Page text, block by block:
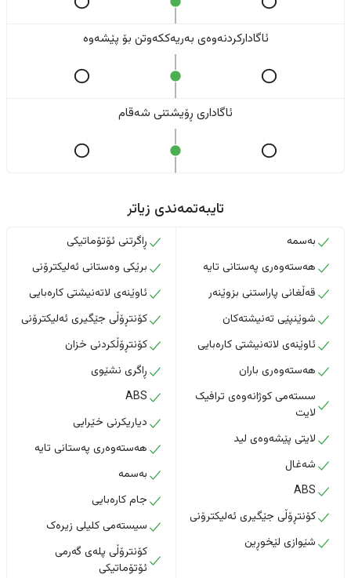
ئاگادارکردنەوەی بەریەککەوتن بۆ پێشەوە
ئاگاداری ڕۆیشتنی شەقام
تایبەتمەندی زیاتر
بەسمە
هەستەوەری پەستانی تایە
قەڵغانی پاراستنی بزوێنەر
شوێنپێی تەنیشتەکان
ئاوێنەی لاتەنیشتی کارەبایی
هەستەوەری باران
سستەمی کوژانەوەی ترافیک
لایت
لایتی پێشەوەی لید
شەغال
ABS
کۆنتڕۆڵی جێگیری ئەلیکترۆنی
شێوازی لێخوڕین
ڕاگرتنی ئۆتۆماتیکی
برێکی وەستانی ئەلیکترۆنی
ئاوێنەی لاتەنیشتی کارەبایی
کۆنتڕۆڵی جێگیری ئەلیکترۆنی
کۆنتڕۆڵکردنی خزان
ڕاگری نشێوی
ABS
دیاریکرنی خێرایی
هەستەوەری پەستانی تایە
بەسمە
جام کارەبایی
سیستەمی کلیلی زیرەک
کۆنترۆڵی پلەی گەرمی
ئۆتۆماتیکی